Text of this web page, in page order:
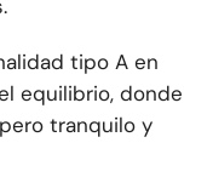
tipo A en
equilibrio, donde
tranquilo y